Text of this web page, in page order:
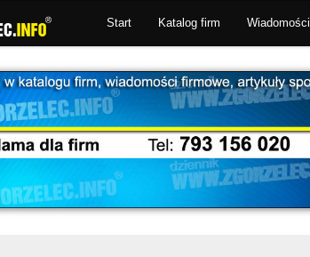
Start Katalog firm Wiadomości